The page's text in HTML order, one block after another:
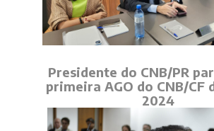
Presidente do CNB/PR
primeira AGO do CNB/CF
2024